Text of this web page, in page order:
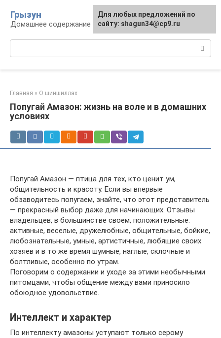
контенту
Грызун
Домашнее содержание грызунов
Главная » О шиншиллах
Попугай Амазон: жизнь на воле и в домашних
условиях
Попугай Амазон — птица для тех, кто ценит ум,
общительность и красоту. Если вы впервые
обзаводитесь попугаем, знайте, что этот представитель
— прекрасный выбор даже для начинающих. Отзывы
владельцев, в большинстве своем, положительные:
активные, веселые, дружелюбные, общительные, бойкие,
любознательные, умные, артистичные, любящие своих
хозяев и в то же время шумные, наглые, склочные и
болтливые, особенно по утрам.
Поговорим о содержании и уходе за этими необычными
питомцами, чтобы общение между вами приносило
обоюдное удовольствие.
Интеллект и характер
По интеллекту амазоны уступают только серому
Для любых предложений по
сайту: shagun34@cp9.ru